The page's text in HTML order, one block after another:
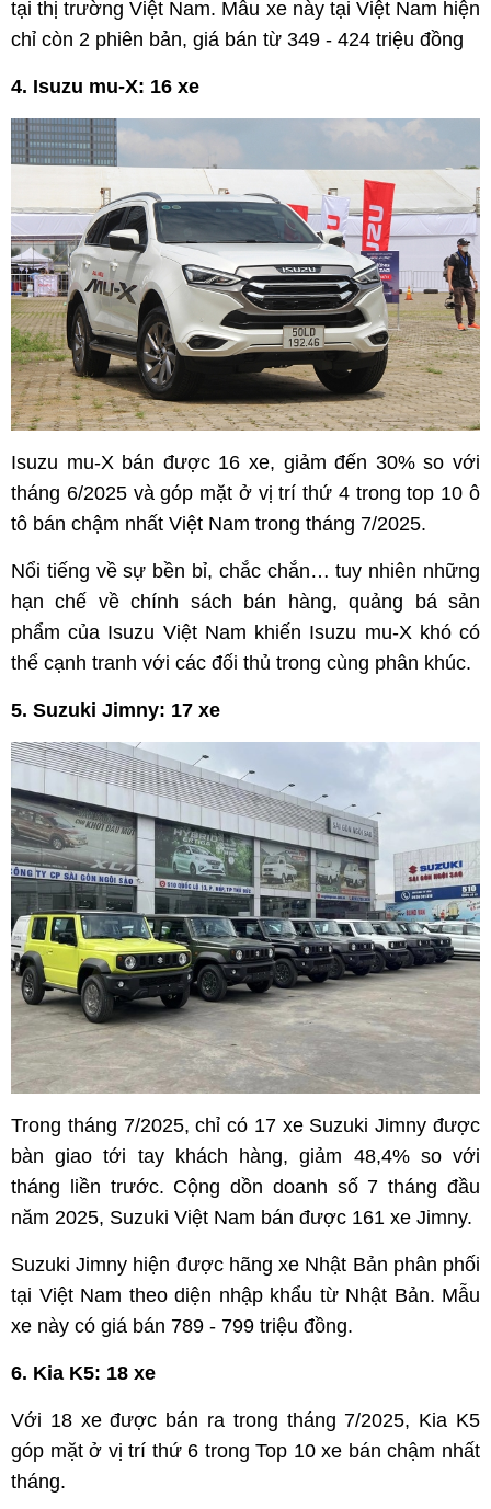
tại thị trường Việt Nam. Mẫu xe này tại Việt Nam hiện
chỉ còn 2 phiên bản, giá bán từ 349 - 424 triệu đồng
4. Isuzu mu-X: 16 xe
Isuzu mu-X bán được 16 xe, giảm đến 30% so với
tháng 6/2025 và góp mặt ở vị trí thứ 4 trong top 10 ô
tô bán chậm nhất Việt Nam trong tháng 7/2025.
Nổi tiếng về sự bền bỉ, chắc chắn… tuy nhiên những
hạn chế về chính sách bán hàng, quảng bá sản
phẩm của Isuzu Việt Nam khiến Isuzu mu-X khó có
thể cạnh tranh với các đối thủ trong cùng phân khúc.
5. Suzuki Jimny: 17 xe
Trong tháng 7/2025, chỉ có 17 xe Suzuki Jimny được
bàn giao tới tay khách hàng, giảm 48,4% so với
tháng liền trước. Cộng dồn doanh số 7 tháng đầu
năm 2025, Suzuki Việt Nam bán được 161 xe Jimny.
Suzuki Jimny hiện được hãng xe Nhật Bản phân phối
tại Việt Nam theo diện nhập khẩu từ Nhật Bản. Mẫu
xe này có giá bán 789 - 799 triệu đồng.
6. Kia K5: 18 xe
Với 18 xe được bán ra trong tháng 7/2025, Kia K5
góp mặt ở vị trí thứ 6 trong Top 10 xe bán chậm nhất
tháng.